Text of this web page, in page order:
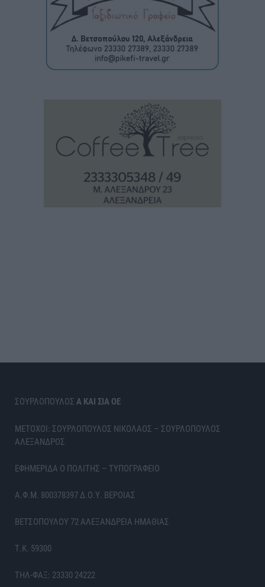
ΣΟΥΡΛΟΠΟΥΛΟΣ Α ΚΑΙ ΣΙΑ ΟΕ
ΜΕΤΟΧΟΙ: ΣΟΥΡΛΟΠΟΥΛΟΣ ΝΙΚΟΛΑΟΣ – ΣΟΥΡΛΟΠΟΥΛΟΣ
ΑΛΕΞΑΝΔΡΟΣ
ΕΦΗΜΕΡΙΔΑ Ο ΠΟΛΙΤΗΣ – ΤΥΠΟΓΡΑΦΕΙΟ
Α.Φ.Μ. 800378397 Δ.Ο.Υ. ΒΕΡΟΙΑΣ
ΒΕΤΣΟΠΟΥΛΟΥ 72 ΑΛΕΞΑΝΔΡΕΙΑ ΗΜΑΘΙΑΣ
Τ.Κ. 59300
ΤΗΛ-ΦΑΞ: 23330 24222